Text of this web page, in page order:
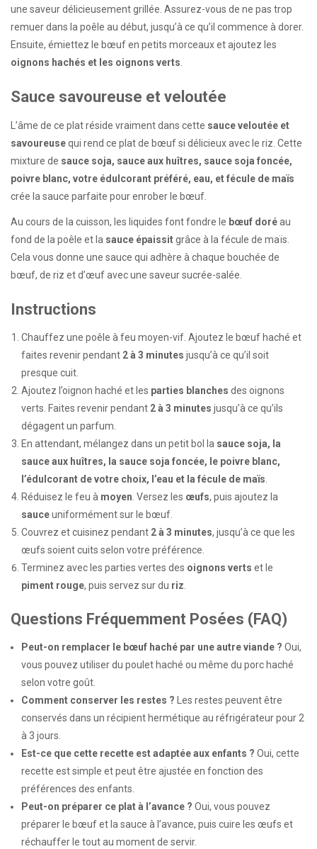
une saveur délicieusement grillée. Assurez-vous de ne pas trop
remuer dans la poêle au début, jusqu’à ce qu’il commence à dorer.
Ensuite, émiettez le bœuf en petits morceaux et ajoutez les
oignons hachés et les oignons verts
Sauce savoureuse et veloutée
L’âme de ce plat réside vraiment dans cette sauce veloutée et
savoureusequi rend ce plat de bœuf si délicieux avec le riz. Cette
mixture de sauce soja, sauce aux huîtres, sauce soja foncée,
poivre blanc, votre édulcorant préféré, eau, et fécule de maïs
crée la sauce parfaite pour enrober le bœuf.
Au cours de la cuisson, les liquides font fondre le bœuf doréau
fond de la poêle et la sauce épaissitgrâce à la fécule de maïs.
Cela vous donne une sauce qui adhère à chaque bouchée de
bœuf, de riz et d’œuf avec une saveur sucrée-salée.
Instructions
Chauffez une poêle à feu moyen-vif. Ajoutez le bœuf haché et
faites revenir pendant 2 à 3 minutes jusqu’à ce qu’il soit
presque cuit.
Ajoutez l’oignon haché et les parties blanches des oignons
verts. Faites revenir pendant 2 à 3 minutes jusqu’à ce qu’ils
dégagent un parfum.
En attendant, mélangez dans un petit bol la sauce soja, la
sauce aux huîtres, la sauce soja foncée, le poivre blanc,
l’édulcorant de votre choix, l’eau et la fécule de maïs
Réduisez le feu à moyen . Versez les œufs, puis ajoutez la
sauceuniformément sur le bœuf.
Couvrez et cuisinez pendant 2 à 3 minutes, jusqu’à ce que les
œufs soient cuits selon votre préférence.
Terminez avec les parties vertes des oignons verts et le
piment rouge, puis servez sur du riz
Questions Fréquemment Posées (FAQ)
Peut-on remplacer le bœuf haché par une autre viande ? Oui,
vous pouvez utiliser du poulet haché ou même du porc haché
selon votre goût.
Comment conserver les restes ? Les restes peuvent être
conservés dans un récipient hermétique au réfrigérateur pour 2
à 3 jours.
Est-ce que cette recette est adaptée aux enfants ? Oui, cette
recette est simple et peut être ajustée en fonction des
préférences des enfants.
Peut-on préparer ce plat à l’avance ? Oui, vous pouvez
préparer le bœuf et la sauce à l’avance, puis cuire les œufs et
réchauffer le tout au moment de servir.